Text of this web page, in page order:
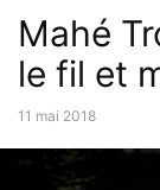
Mahé
le fil et
11 mai 2018